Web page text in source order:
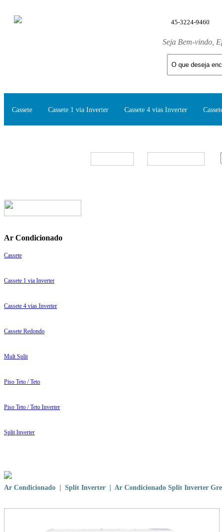
Seja Bem-vindo,
45-3224-9460
Cassete Cassete 1 via Inverter Cassete 4 vias Inverter
Ar Condicionado
Cassete
Cassete 1 via Inverter
Cassete 4 vias Inverter
Cassete Redondo
Mult Split
Piso Teto / Teto
Piso Teto / Teto Inverter
Split Inverter
Ar Condicionado Split Inverter | Ar Condicionado Split Inverter